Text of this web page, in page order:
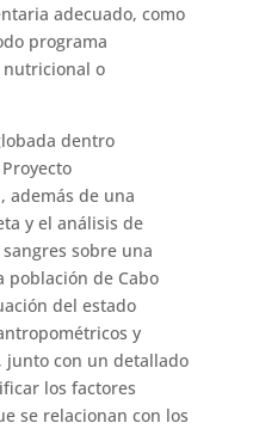
adecuado, como
programa
o
dentro
además de una
y el análisis de
sobre una
población de Cabo
del estado
y
junto con un detallado
los factores
se relacionan con los